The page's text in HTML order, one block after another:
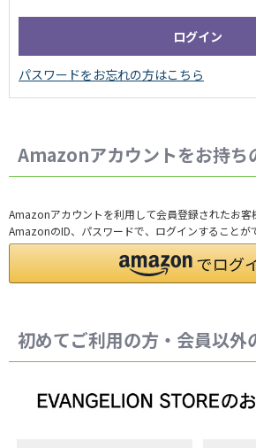
Amazonアカウントをお持ち
Amazonアカウントを利用して会員登録されたお客
AmazonのID、パスワードで、ログインすることが
初めてご利用の方・会員以外